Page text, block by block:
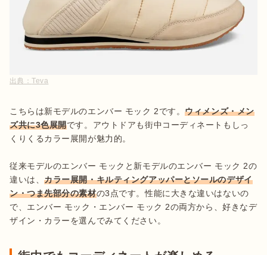
出典：Teva
こちらは新モデルのエンバー モック 2です。ウィメンズ・メン
ズ共に3色展開です。アウトドアも街中コーディネートもしっ
くりくるカラー展開が魅力的。
従来モデルのエンバー モックと新モデルのエンバー モック 2の
違いは、カラー展開・キルティングアッパーとソールのデザイ
ン・つま先部分の素材の3点です。性能に大きな違いはないの
で、エンバー モック・エンバー モック 2の両方から、好きなデ
ザイン・カラーを選んでみてください。